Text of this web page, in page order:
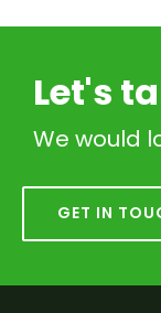
Let's
We would
GET IN